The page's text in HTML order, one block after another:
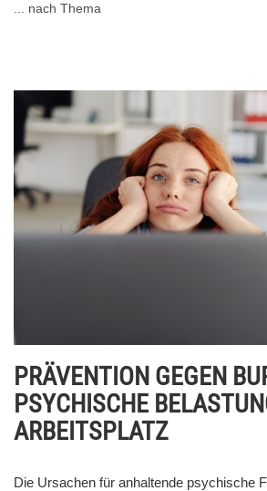
... nach Thema
PRÄVENTION GEGEN
PSYCHISCHE
ARBEITSPLATZ
Die Ursachen für anhaltende psychische